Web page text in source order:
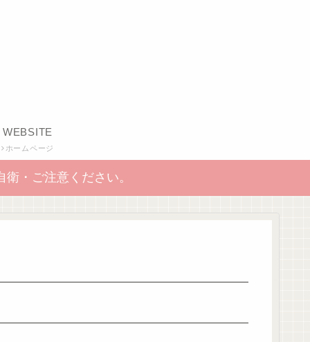
WEBSITE
ホームページ
・ご注意ください。